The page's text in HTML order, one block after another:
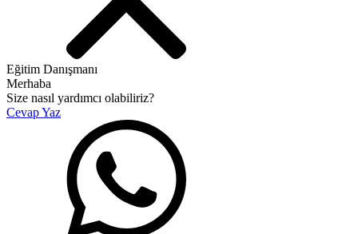
Eğitim Danışmanı
Merhaba
Size nasıl yardımcı olabiliriz?
Cevap Yaz